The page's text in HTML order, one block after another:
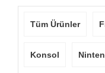
Tüm Ürünler
Konsol